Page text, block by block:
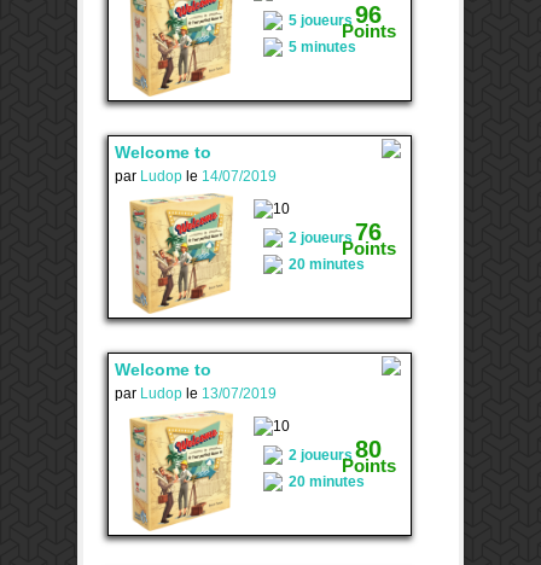
96
Points
5 joueurs
5 minutes
Welcome to
par Ludop le 14/07/2019
76
Points
2 joueurs
20 minutes
Welcome to
par Ludop le 13/07/2019
80
Points
2 joueurs
20 minutes